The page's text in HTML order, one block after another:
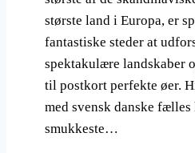
største land i Europa, er
fantastiske steder at
spektakulære landskaber
til postkort perfekte øer.
med svensk danske
smukkeste…